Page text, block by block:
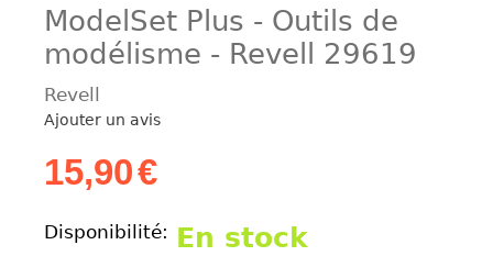
ModelSet Plus - Outils de
modélisme - Revell 29619
Revell
Ajouter un avis
15,90€
Disponibilité: En stock